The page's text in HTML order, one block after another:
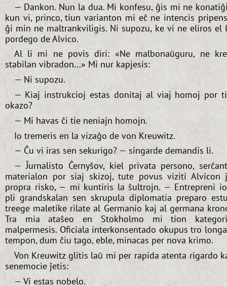
— Dankon. Nun la dua. Mi konfesu, ĝis mi ne
kun vi, princo, tiun varianton mi eĉ ne intencis
ĝi min ne maltrankviligis. Ni supozu, ke vi ne eliros el
pordego de Alvico.
Al li mi ne povis diri: «Ne malbonaŭguru, ne
stabilan vibradon...» Mi nur kapjesis:
— Ni supozu.
— Kiaj instrukcioj estas donitaj al viaj homoj por
okazo?
— Mi havas ĉi tie neniajn homojn.
Io tremeris en la vizaĝo de von Kreuwitz.
— Ĉu vi iras sen sekurigo? — singarde demandis li.
— Ĵurnalisto Ĉernyŝov, kiel privata persono,
materialon por siaj skizoj, tute povus viziti Alvicon
propra risko, — mi kuntiris la ŝultrojn. — Entrepreni
pli grandskalan sen skrupula diplomatia preparo
treege maletike rilate al Germanio kaj al germana
Tra mia ataŝeo en Stokholmo mi tion
malpermesis. Oficiala interkonsentado okupus tro
tempon, dum ĉiu tago, eble, minacas per nova krimo.
Von Kreuwitz glitis laŭ mi per rapida atenta rigardo
senemocie ĵetis:
— Vi estas nobelo.